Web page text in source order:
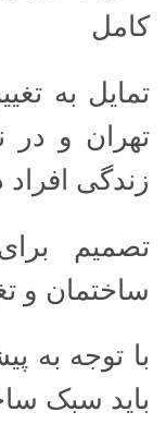
کامل
تمایل به
تهران و در
زندگی افراد
تصمیم
ساختمان و
با توجه به
باید سبک